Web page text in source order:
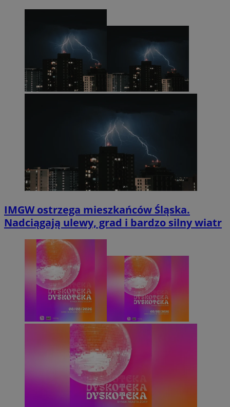
IMGW ostrzega mieszkańców Śląska.
Nadciągają ulewy, grad i bardzo silny wiatr